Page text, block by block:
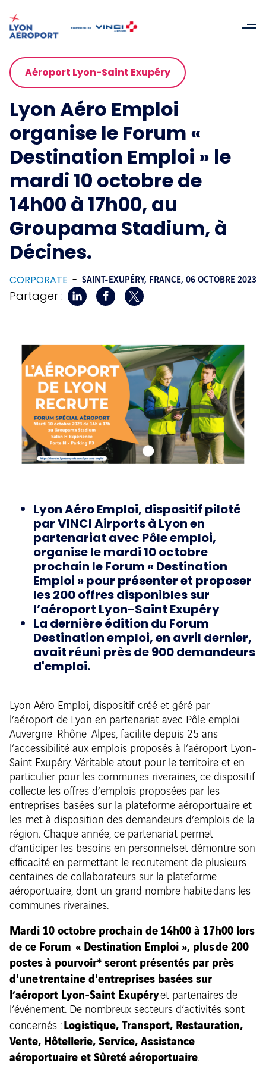
Aéroport Lyon-Saint Exupéry
Lyon Aéro Emploi
organise le Forum «
Destination Emploi » le
mardi 10 octobre de
14h00 à 17h00, au
Groupama Stadium, à
Décines.
CORPORATE - SAINT-EXUPÉRY, FRANCE, 06 OCTOBRE 2023
Partager :
Lyon Aéro Emploi, dispositif piloté
par VINCI Airports à Lyon en
partenariat avec Pôle emploi,
organise le mardi 10 octobre
prochain le Forum « Destination
Emploi » pour présenter et proposer
les 200 offres disponibles sur
l’aéroport Lyon-Saint Exupéry
La dernière édition du Forum
Destination emploi, en avril dernier,
avait réuni près de 900 demandeurs
d'emploi.
Lyon Aéro Emploi, dispositif créé et géré par
l’aéroport de Lyon en partenariat avec Pôle emploi
Auvergne-Rhône-Alpes, facilite depuis 25 ans
l’accessibilité aux emplois proposés à l’aéroport Lyon-
Saint Exupéry. Véritable atout pour le territoire et en
particulier pour les communes riveraines, ce dispositif
collecte les offres d’emplois proposées par les
entreprises basées sur la plateforme aéroportuaire et
les met à disposition des demandeurs d’emplois de la
région. Chaque année, ce partenariat permet
d’anticiper les besoins en personnels et démontre son
efficacité en permettant le recrutement de plusieurs
centaines de collaborateurs sur la plateforme
aéroportuaire, dont un grand nombre habite dans les
communes riveraines.
Mardi 10 octobre prochain de 14h00 à 17h00 lors
de ce Forum « Destination Emploi », plus de 200
postes à pourvoir* seront présentés par près
d'une trentaine d'entreprises basées sur
l’aéroport Lyon-Saint Exupéryet partenaires de
l’événement. De nombreux secteurs d’activités sont
concernés : Logistique, Transport, Restauration,
Vente, Hôtellerie, Service, Assistance
aéroportuaire et Sûreté aéroportuaire.